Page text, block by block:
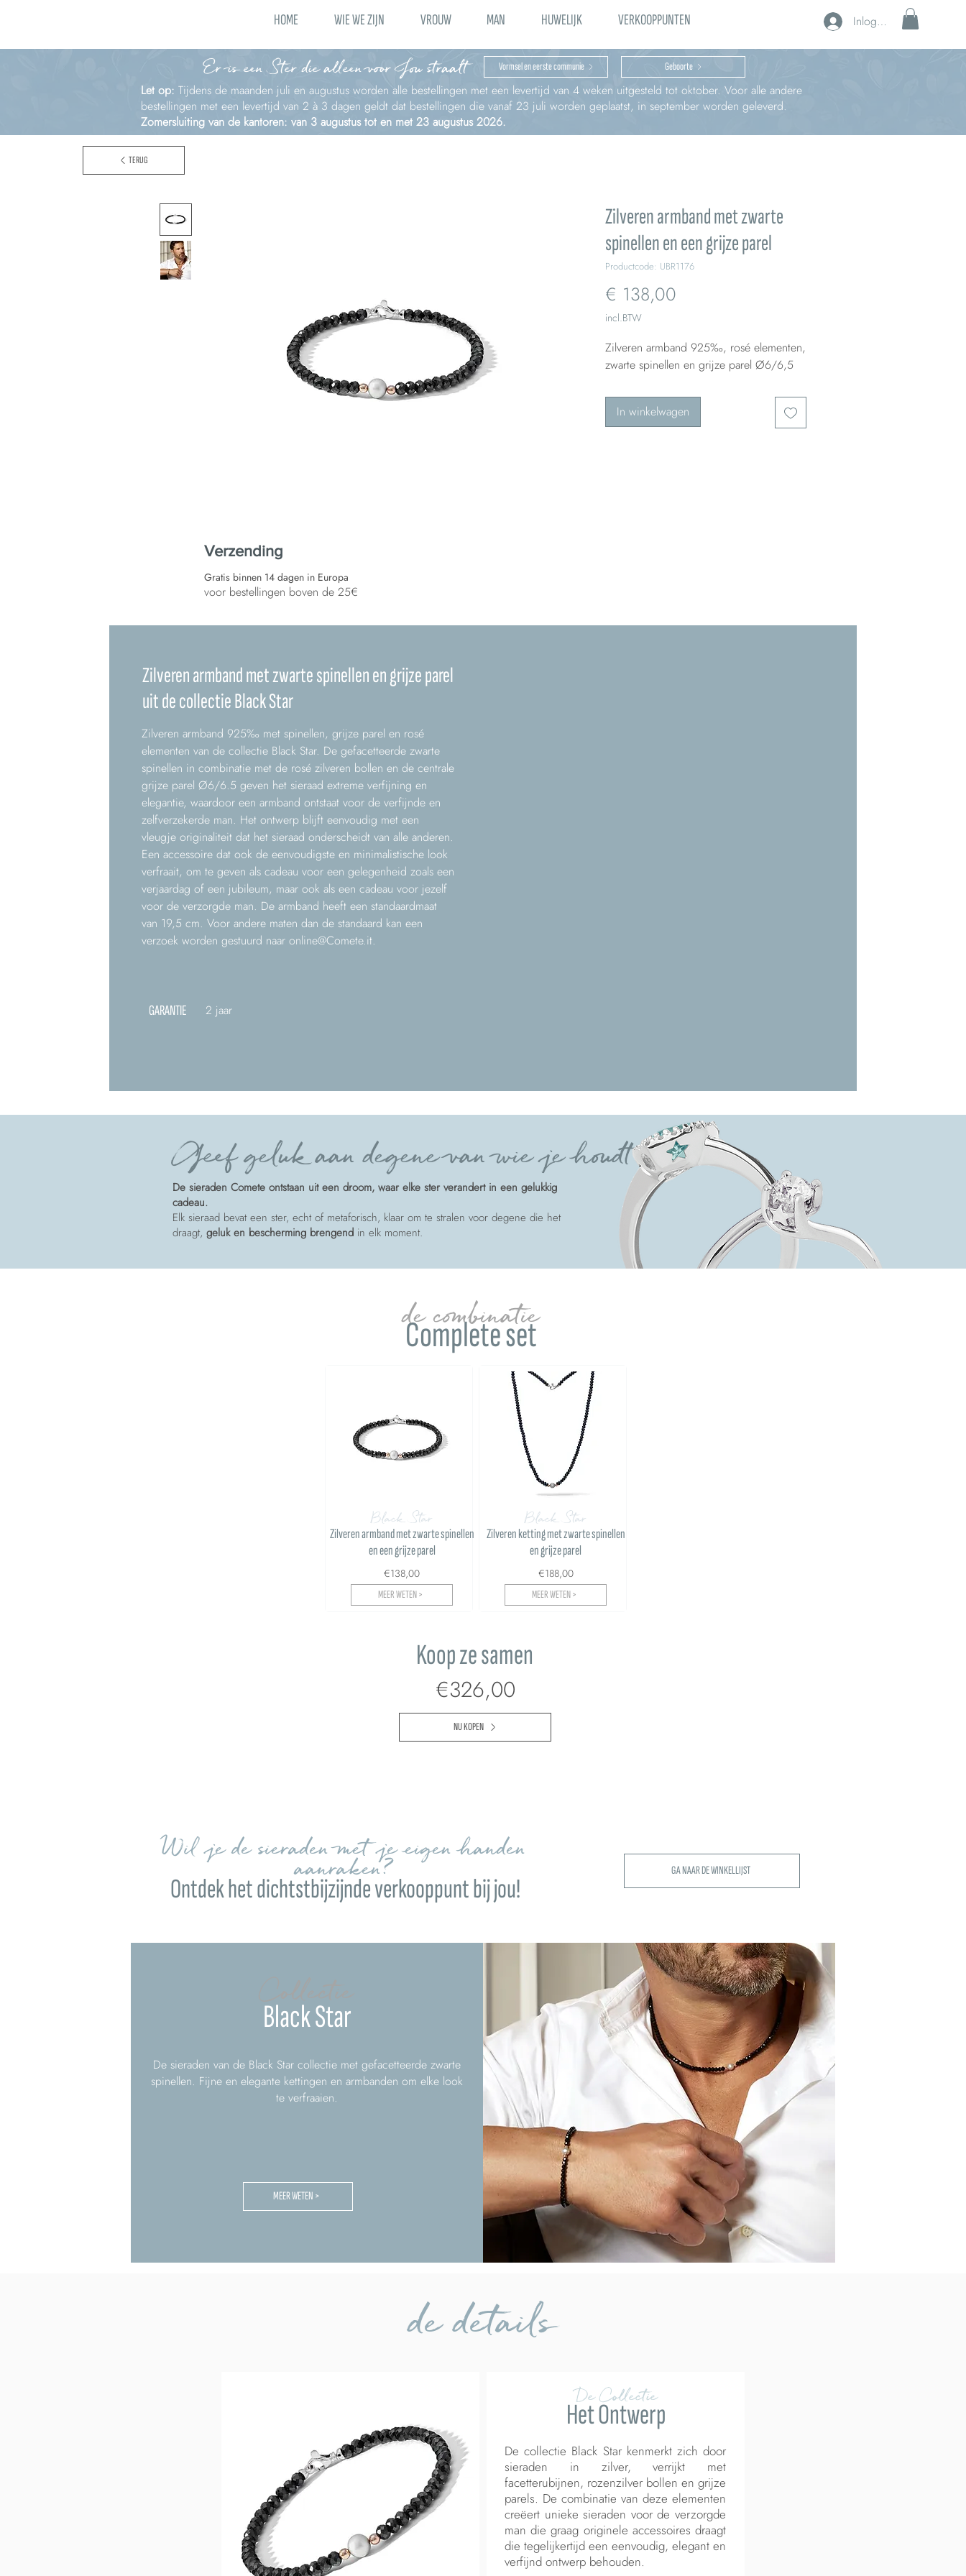
HOME WIE WE ZIJN VROUW MAN HUWELIJK VERKOOPPUNTEN Inloggen
Er is een Ster die alleen voor Jou straalt Vormsel en eerste communie Geboorte
Let op: Tijdens de maanden juli en augustus worden alle bestellingen met een levertijd van 4 weken uitgesteld tot oktober. Voor alle andere
bestellingen met een levertijd van 2 à 3 dagen geldt dat bestellingen die vanaf 23 juli worden geplaatst, in september worden geleverd.
Zomersluiting van de kantoren: van 3 augustus tot en met 23 augustus 2026.
Zilveren armband met zwarte
spinellen en een grijze parel
Productcode: UBR1176
€ 138,00
incl.BTW
Zilveren armband 925‰, rosé elementen,
zwarte spinellen en grijze parel Ø6/6,5
In winkelwagen
TERUG
Verzending
Gratis binnen 14 dagen in Europa
voor bestellingen boven de 25€
Zilveren armband met zwarte spinellen en grijze parel
uit de collectie Black Star
Zilveren armband 925‰ met spinellen, grijze parel en rosé
elementen van de collectie Black Star. De gefacetteerde zwarte
spinellen in combinatie met de rosé zilveren bollen en de centrale
grijze parel Ø6/6.5 geven het sieraad extreme verfijning en
elegantie, waardoor een armband ontstaat voor de verfijnde en
zelfverzekerde man. Het ontwerp blijft eenvoudig met een
vleugje originaliteit dat het sieraad onderscheidt van alle anderen.
Een accessoire dat ook de eenvoudigste en minimalistische look
verfraait, om te geven als cadeau voor een gelegenheid zoals een
verjaardag of een jubileum, maar ook als een cadeau voor jezelf
voor de verzorgde man. De armband heeft een standaardmaat
van 19,5 cm. Voor andere maten dan de standaard kan een
verzoek worden gestuurd naar online@Comete.it.
GARANTIE 2 jaar
Geef geluk aan degene van wie je houdt
De sieraden Comete ontstaan uit een droom, waar elke ster verandert in een gelukkig
cadeau.
Elk sieraad bevat een ster, echt of metaforisch, klaar om te stralen voor degene die het
draagt, geluk en bescherming brengend in elk moment.
Complete set
de combinatie
Black Star
Zilveren armband met zwarte spinellen
en een grijze parel
€138,00
MEER WETEN >
Black Star
Zilveren ketting met zwarte spinellen
en grijze parel
€188,00
MEER WETEN >
Koop ze samen
€326,00
NU KOPEN
Wil je de sieraden met je eigen handen
aanraken?
Ontdek het dichtstbijzijnde verkooppunt bij jou!
GA NAAR DE WINKELLIJST
Black Star
De sieraden van de Black Star collectie met gefacetteerde zwarte
spinellen. Fijne en elegante kettingen en armbanden om elke look
te verfraaien.
MEER WETEN >
de details
De Collectie
Het Ontwerp
De collectie Black Star kenmerkt zich door
sieraden in zilver, verrijkt met
facetterubijnen, rozenzilver bollen en grijze
parels. De combinatie van deze elementen
creëert unieke sieraden voor de verzorgde
man die graag originele accessoires draagt
die tegelijkertijd een eenvoudig, elegant en
verfijnd ontwerp behouden.